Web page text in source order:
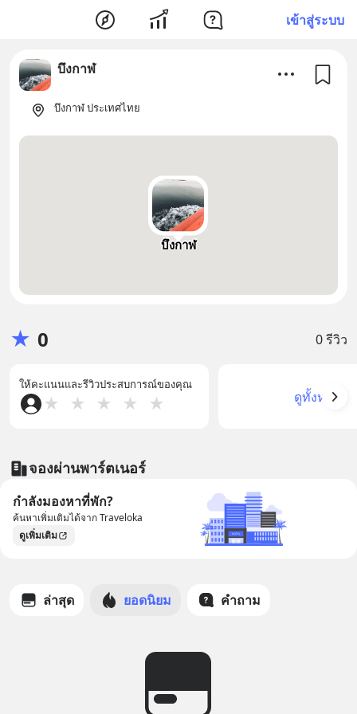
เข้าสู่ระบบ
บึงกาฬ
บึงกาฬ ประเทศไทย
บึงกาฬ
★ 0 0 รีวิว
ให้คะแนนและรีวิวประสบการณ์ของคุณ
★ ★ ★ ★ ★ ดูทั้งหมด
จองผ่านพาร์ตเนอร์
กำลังมองหาที่พัก?
ค้นหาเพิ่มเติมได้จาก Traveloka
ดูเพิ่มเติม
ล่าสุด ยอดนิยม คำถาม